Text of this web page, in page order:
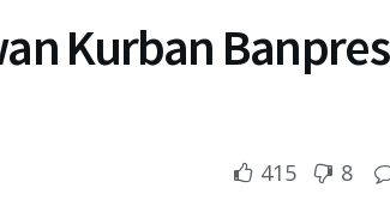
Kurban Banpres
415 8